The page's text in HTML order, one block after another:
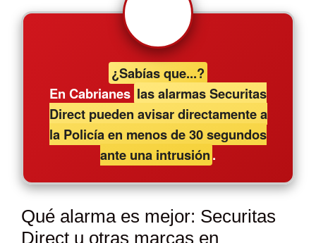
¿Sabías que...?
En Cabrianes las alarmas Securitas
Direct pueden avisar directamente a
la Policía en menos de 30 segundos
ante una intrusión.
Qué alarma es mejor: Securitas
Direct u otras marcas en